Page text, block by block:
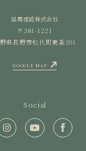
協同建設株式会社
〒381-1221
県長野市松代町東条201
GOOGLE MAP
Social